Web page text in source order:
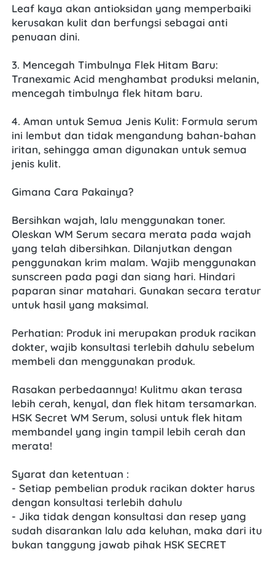
Leaf kaya akan antioksidan yang memperbaiki
kerusakan kulit dan berfungsi sebagai anti
penuaan dini.
3. Mencegah Timbulnya Flek Hitam Baru:
Tranexamic Acid menghambat produksi melanin,
mencegah timbulnya flek hitam baru.
4. Aman untuk Semua Jenis Kulit: Formula serum
ini lembut dan tidak mengandung bahan-bahan
iritan, sehingga aman digunakan untuk semua
jenis kulit.
Gimana Cara Pakainya?
Bersihkan wajah, lalu menggunakan toner.
Oleskan WM Serum secara merata pada wajah
yang telah dibersihkan. Dilanjutkan dengan
penggunakan krim malam. Wajib menggunakan
sunscreen pada pagi dan siang hari. Hindari
paparan sinar matahari. Gunakan secara teratur
untuk hasil yang maksimal.
Perhatian: Produk ini merupakan produk racikan
dokter, wajib konsultasi terlebih dahulu sebelum
membeli dan menggunakan produk.
Rasakan perbedaannya! Kulitmu akan terasa
lebih cerah, kenyal, dan flek hitam tersamarkan.
HSK Secret WM Serum, solusi untuk flek hitam
membandel yang ingin tampil lebih cerah dan
merata!
Syarat dan ketentuan :
- Setiap pembelian produk racikan dokter harus
dengan konsultasi terlebih dahulu
- Jika tidak dengan konsultasi dan resep yang
sudah disarankan lalu ada keluhan, maka dari itu
bukan tanggung jawab pihak HSK SECRET